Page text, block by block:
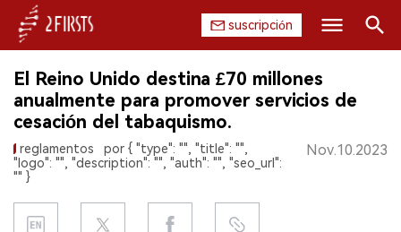
suscripción
INICIO
EMPRESA
PRODUCTO
REGULACIÓN
El Reino Unido destina £70 millones
anualmente para promover servicios de
cesación del tabaquismo.
reglamentos
por { "type": "", "title": "",
"logo": "", "description": "", "auth": "", "seo_url":
"" }
Nov.10.2023